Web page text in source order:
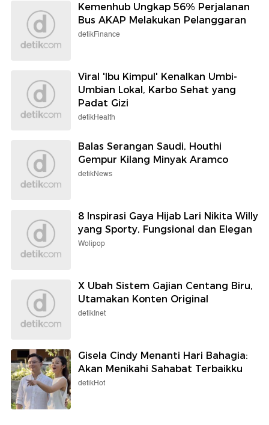
Kemenhub Ungkap 56% Perjalanan
Bus AKAP Melakukan Pelanggaran
detikFinance
Viral 'Ibu Kimpul' Kenalkan Umbi-
Umbian Lokal, Karbo Sehat yang
Padat Gizi
detikHealth
Balas Serangan Saudi, Houthi
Gempur Kilang Minyak Aramco
detikNews
8 Inspirasi Gaya Hijab Lari Nikita Willy
yang Sporty, Fungsional dan Elegan
Wolipop
X Ubah Sistem Gajian Centang Biru,
Utamakan Konten Original
detikInet
Gisela Cindy Menanti Hari Bahagia:
Akan Menikahi Sahabat Terbaikku
detikHot